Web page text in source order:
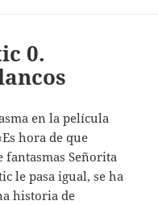
0.
en la película
hora de que
fantasmas Señorita
le pasa igual, se ha
historia de